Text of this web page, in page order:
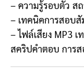
– ความรู้รอบตัว ส
– เทคนิคการสอบ
– ไฟล์เสียง MP3
สคริปคำตอบ การ